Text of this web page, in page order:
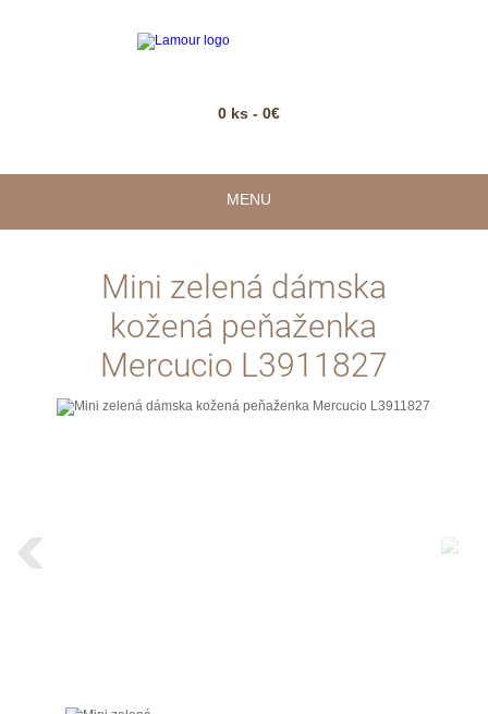
0 ks - 0€
MENU
Mini zelená dámska
kožená peňaženka
Mercucio L3911827